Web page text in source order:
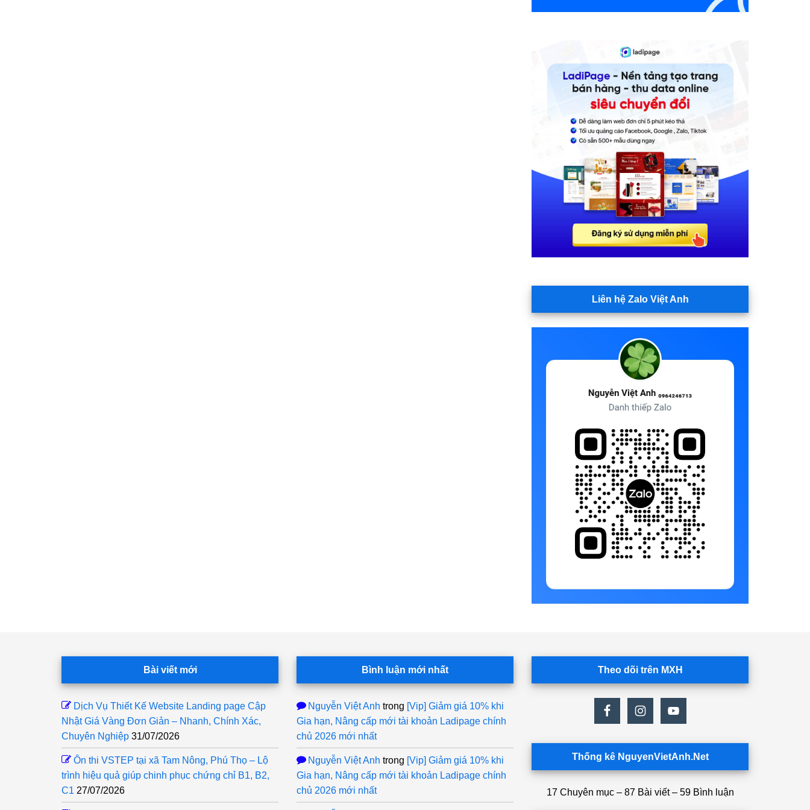
Liên hệ Zalo Việt Anh
Bài viết mới
Dịch Vụ Thiết Kế Website Landing page Cập
Nhật Giá Vàng Đơn Giản – Nhanh, Chính Xác,
Chuyên Nghiệp 31/07/2026
Ôn thi VSTEP tại xã Tam Nông, Phú Thọ – Lộ
trình hiệu quả giúp chinh phục chứng chỉ B1, B2,
C1 27/07/2026
Bình luận mới nhất
Nguyễn Việt Anh trong [Vip] Giảm giá 10% khi
Gia hạn, Nâng cấp mới tài khoản Ladipage chính
chủ 2026 mới nhất
Nguyễn Việt Anh trong [Vip] Giảm giá 10% khi
Gia hạn, Nâng cấp mới tài khoản Ladipage chính
chủ 2026 mới nhất
Theo dõi trên MXH
Thống kê NguyenVietAnh.Net
17 Chuyên mục – 87 Bài viết – 59 Bình luận